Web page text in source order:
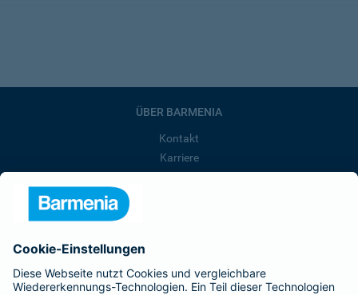
ÜBER BARMENIA
Kontakt
Karriere
Barmenia ist Teil der BarmeniaGothaer
BELIEBTE SEITEN